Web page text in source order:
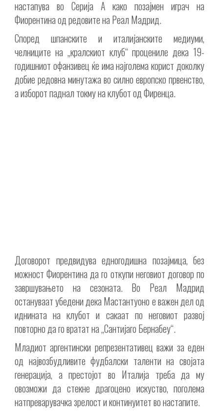
настапува во Серија А како позајмен играч на
Фиорентина од редовите на Реал Мадрид.
Според шпанските и италијанските медиуми,
челниците на „кралскиот клуб“ процениле дека 19-
годишниот офанзивец ќе има најголема корист доколку
добие редовна минутажа во силно европско првенство,
а изборот паднал токму на клубот од Фиренца.
Договорот предвидува едногодишна позајмица, без
можност Фиорентина да го откупи неговиот договор по
завршувањето на сезоната. Во Реал Мадрид
остануваат убедени дека Мастантуоно е важен дел од
иднината на клубот и сакаат по неговиот развој
повторно да го вратат на „Сантијаго Бернабеу“.
Младиот аргентински репрезентативец важи за еден
од највозбудливите фудбалски таленти на својата
генерација, а престојот во Италија треба да му
овозможи да стекне драгоцено искуство, поголема
натпреварувачка зрелост и континуитет во настапите.